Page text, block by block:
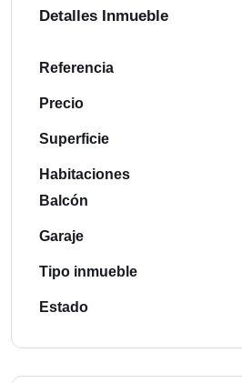
Detalles Inmueble
Referencia
Precio
Superficie
Habitaciones
Balcón
Garaje
Tipo inmueble
Estado